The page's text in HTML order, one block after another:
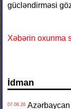
gücləndirməsi
Xəbərin oxunma
İdman
07.08.26Azərbaycan